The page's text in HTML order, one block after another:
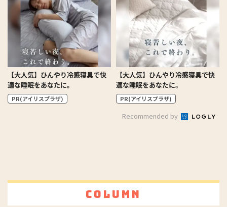
【大人気】ひんやり冷感寝具で快
適な睡眠をあなたに。
PR(アイリスプラザ)
【大人気】ひんやり冷感寝具で快
適な睡眠をあなたに。
PR(アイリスプラザ)
Recommended by
Column